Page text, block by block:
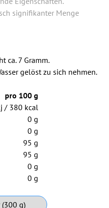
signifikanter Menge
ca. 7 Gramm.
gelöst zu sich nehmen.
pro 100 g
/ 380 kcal
0 g
0 g
95 g
95 g
0 g
0 g